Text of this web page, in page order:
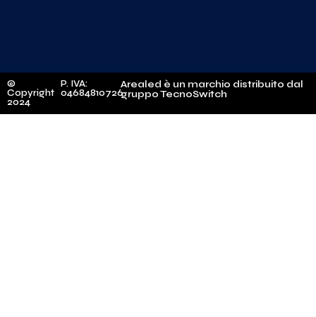
©
Copyright
2024
P. IVA:
04684810726
Arealed è un marchio distribuito dal
gruppo TecnoSwitch